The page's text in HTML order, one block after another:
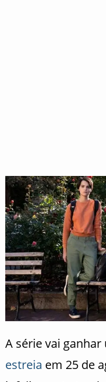
A série vai
estreia em 25 de